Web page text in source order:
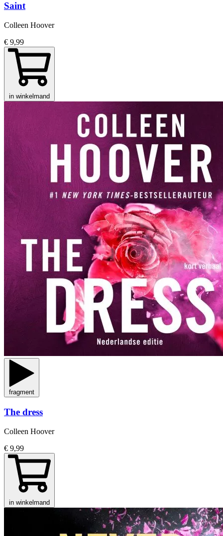
Saint
Colleen Hoover
€ 9,99
in winkelmand
fragment
The dress
Colleen Hoover
€ 9,99
in winkelmand